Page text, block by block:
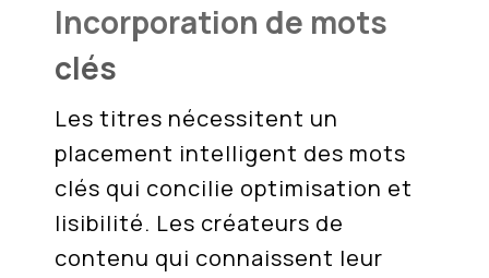
Incorporation de mots
clés
Les titres nécessitent un
placement intelligent des mots
clés qui concilie optimisation et
lisibilité. Les créateurs de
contenu qui connaissent leur